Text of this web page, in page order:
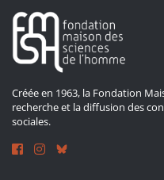
Créée en 1963, la Fondation
recherche et la diffusion des
sociales.